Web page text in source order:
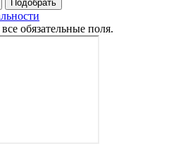
обязательные поля.